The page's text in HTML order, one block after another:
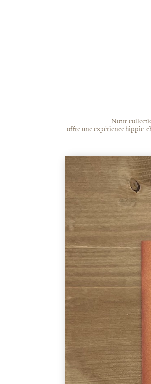
Notre
offre une expérience hippie-